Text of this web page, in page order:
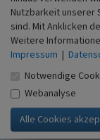
Zweiten
Kölner Doms
Wiederaufbau-
große
erhielt. Erst
eröffnet
Höffner
(1906-
22. Juni 1985.
Nutzbarkeit unserer
sind. Mit Anklicken
Weitere
Impressum |
Notwendige
Webanalyse